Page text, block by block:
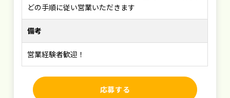
どの手順に従い営業いただきます
備考
営業経験者歓迎！
応募する